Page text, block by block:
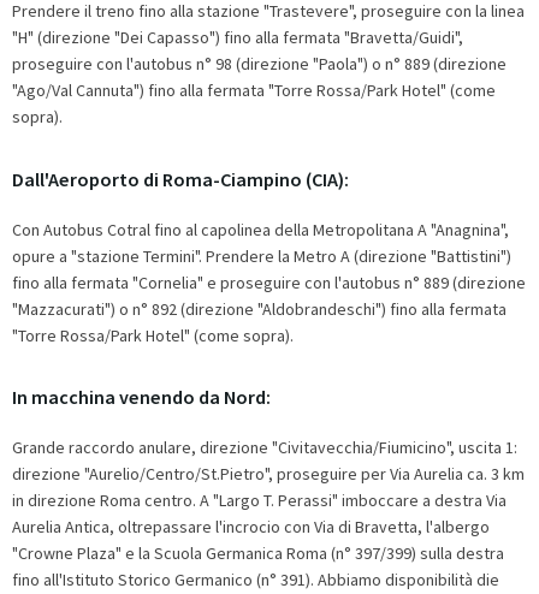
Prendere il treno fino alla stazione "Trastevere", proseguire con la linea
"H" (direzione "Dei Capasso") fino alla fermata "Bravetta/Guidi",
proseguire con l'autobus n° 98 (direzione "Paola") o n° 889 (direzione
"Ago/Val Cannuta") fino alla fermata "Torre Rossa/Park Hotel" (come
sopra).
Dall'Aeroporto di Roma-Ciampino (CIA):
Con Autobus Cotral fino al capolinea della Metropolitana A "Anagnina",
opure a "stazione Termini". Prendere la Metro A (direzione "Battistini")
fino alla fermata "Cornelia" e proseguire con l'autobus n° 889 (direzione
"Mazzacurati") o n° 892 (direzione "Aldobrandeschi") fino alla fermata
"Torre Rossa/Park Hotel" (come sopra).
In macchina venendo da Nord:
Grande raccordo anulare, direzione "Civitavecchia/Fiumicino", uscita 1:
direzione "Aurelio/Centro/St.Pietro", proseguire per Via Aurelia ca. 3 km
in direzione Roma centro. A "Largo T. Perassi" imboccare a destra Via
Aurelia Antica, oltrepassare l'incrocio con Via di Bravetta, l'albergo
"Crowne Plaza" e la Scuola Germanica Roma (n° 397/399) sulla destra
fino all'Istituto Storico Germanico (n° 391). Abbiamo disponibilità die